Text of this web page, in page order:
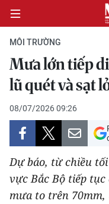
CHÍNH TRỊ
KINH TẾ
VĂN HÓA
XÃ HỘI
PHÁP LUẬT
MÔI TRƯỜNG
Mưa lớn tiếp
lũ quét và sạt
08/07/2026 09:26
Dự báo, từ chiều
vực Bắc Bộ tiếp tục
mưa to trên